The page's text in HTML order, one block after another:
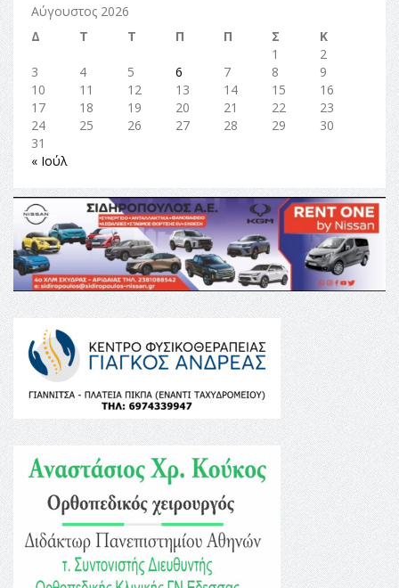
Αύγουστος 2026
Δ
Τ Τ Π Π Σ
Κ
1
2
3
4 5 6 7 8
9
10
11 12 13 14 15
16
17
18 19 20 21 22
23
24
25 26 27 28 29
30
31
« Ιούλ